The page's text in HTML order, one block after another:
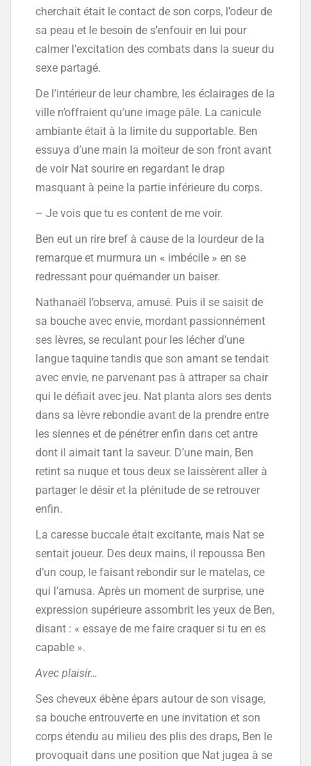
cherchait était le contact de son corps, l’odeur de
sa peau et le besoin de s’enfouir en lui pour
calmer l’excitation des combats dans la sueur du
sexe partagé.
De l’intérieur de leur chambre, les éclairages de la
ville n’offraient qu’une image pâle. La canicule
ambiante était à la limite du supportable. Ben
essuya d’une main la moiteur de son front avant
de voir Nat sourire en regardant le drap
masquant à peine la partie inférieure du corps.
– Je vois que tu es content de me voir.
Ben eut un rire bref à cause de la lourdeur de la
remarque et murmura un « imbécile » en se
redressant pour quémander un baiser.
Nathanaël l’observa, amusé. Puis il se saisit de
sa bouche avec envie, mordant passionnément
ses lèvres, se reculant pour les lécher d’une
langue taquine tandis que son amant se tendait
avec envie, ne parvenant pas à attraper sa chair
qui le défiait avec jeu. Nat planta alors ses dents
dans sa lèvre rebondie avant de la prendre entre
les siennes et de pénétrer enfin dans cet antre
dont il aimait tant la saveur. D’une main, Ben
retint sa nuque et tous deux se laissèrent aller à
partager le désir et la plénitude de se retrouver
enfin.
La caresse buccale était excitante, mais Nat se
sentait joueur. Des deux mains, il repoussa Ben
d’un coup, le faisant rebondir sur le matelas, ce
qui l’amusa. Après un moment de surprise, une
expression supérieure assombrit les yeux de Ben,
disant : « essaye de me faire craquer si tu en es
capable ».
Avec plaisir…
Ses cheveux ébène épars autour de son visage,
sa bouche entrouverte en une invitation et son
corps étendu au milieu des plis des draps, Ben le
provoquait dans une position que Nat jugea à se